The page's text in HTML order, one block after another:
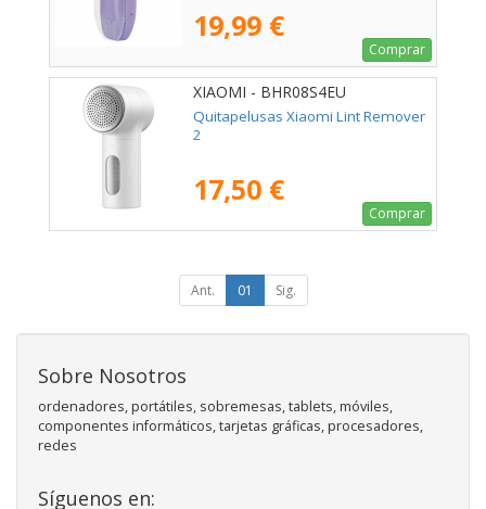
19,99 €
Comprar
XIAOMI - BHR08S4EU
Quitapelusas Xiaomi Lint Remover
2
17,50 €
Comprar
Ant. 01 Sig.
Sobre Nosotros
ordenadores, portátiles, sobremesas, tablets, móviles,
componentes informáticos, tarjetas gráficas, procesadores,
redes
Síguenos en: